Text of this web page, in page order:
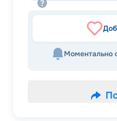
Моментально